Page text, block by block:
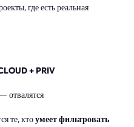
где есть реальная
+ PRIV
отвалятся
те, ктоумеет фильтровать